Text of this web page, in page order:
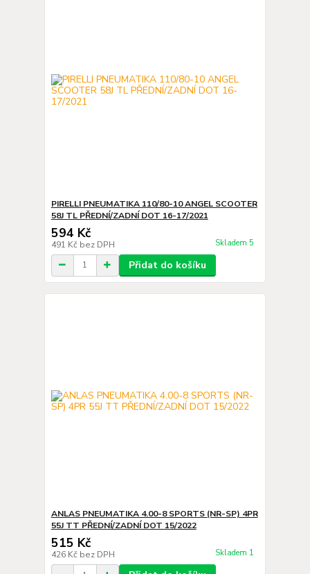
PIRELLI PNEUMATIKA 110/80-10 ANGEL SCOOTER
58J TL PŘEDNÍ/ZADNÍ DOT 16-17/2021
594 Kč
491 Kč bez DPH Skladem 5
Přidat do košíku
ANLAS PNEUMATIKA 4.00-8 SPORTS (NR-SP) 4PR
55J TT PŘEDNÍ/ZADNÍ DOT 15/2022
515 Kč
426 Kč bez DPH Skladem 1